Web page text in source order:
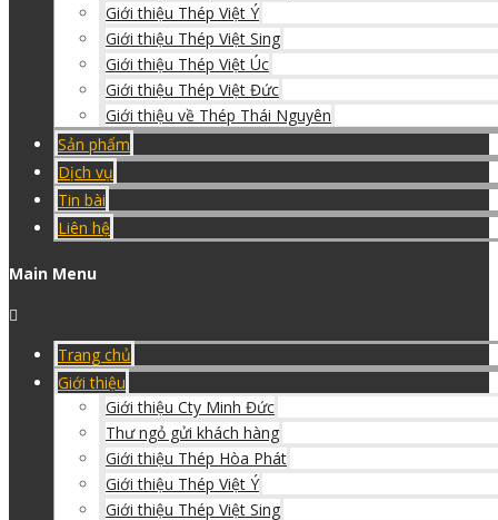
Giới thiệu Thép Việt Ý
Giới thiệu Thép Việt Sing
Giới thiệu Thép Việt Úc
Giới thiệu Thép Việt Đức
Giới thiệu về Thép Thái Nguyên
Sản phẩm
Dịch vụ
Tin bài
Liên hệ
Main Menu
Trang chủ
Giới thiệu
Giới thiệu Cty Minh Đức
Thư ngỏ gửi khách hàng
Giới thiệu Thép Hòa Phát
Giới thiệu Thép Việt Ý
Giới thiệu Thép Việt Sing